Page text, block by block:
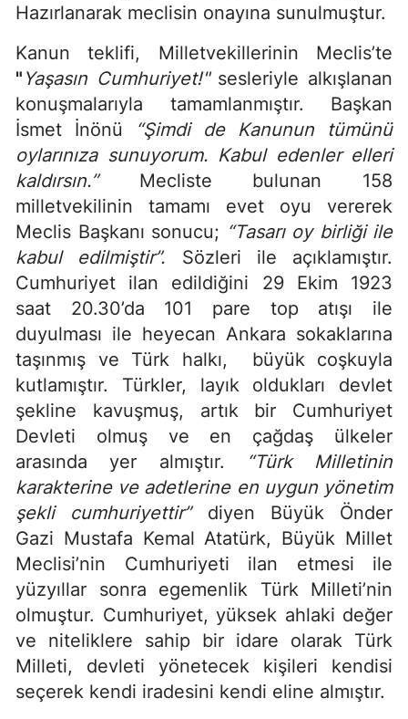
Hazırlanarak meclisin onayına sunulmuştur.
Kanun teklifi, Milletvekillerinin Meclis’te
" Yaşasın Cumhuriyet!"sesleriyle alkışlanan
konuşmalarıyla tamamlanmıştır. Başkan
İsmet İnönü
“Şimdi de Kanunun tümünü
oylarınıza sunuyorum. Kabul edenler elleri
kaldırsın.”Mecliste bulunan 158
milletvekilinin tamamı evet oyu vererek
Meclis Başkanı sonucu; “Tasarı oy birliği ile
kabul edilmiştir”. Sözleri ile açıklamıştır.
Cumhuriyet ilan edildiğini 29 Ekim 1923
saat 20.30’da 101 pare top atışı ile
duyulması ile heyecan Ankara sokaklarına
taşınmış ve Türk halkı, büyük coşkuyla
kutlamıştır. Türkler, layık oldukları devlet
şekline kavuşmuş, artık bir Cumhuriyet
Devleti olmuş ve en çağdaş ülkeler
arasında yer almıştır.
“Türk Milletinin
karakterine ve adetlerine en uygun yönetim
şekli cumhuriyettir”diyen Büyük Önder
Gazi Mustafa Kemal Atatürk, Büyük Millet
Meclisi’nin Cumhuriyeti ilan etmesi ile
yüzyıllar sonra egemenlik Türk Milleti’nin
olmuştur. Cumhuriyet, yüksek ahlaki değer
ve niteliklere sahip bir idare olarak Türk
Milleti, devleti yönetecek kişileri kendisi
seçerek kendi iradesini kendi eline almıştır.